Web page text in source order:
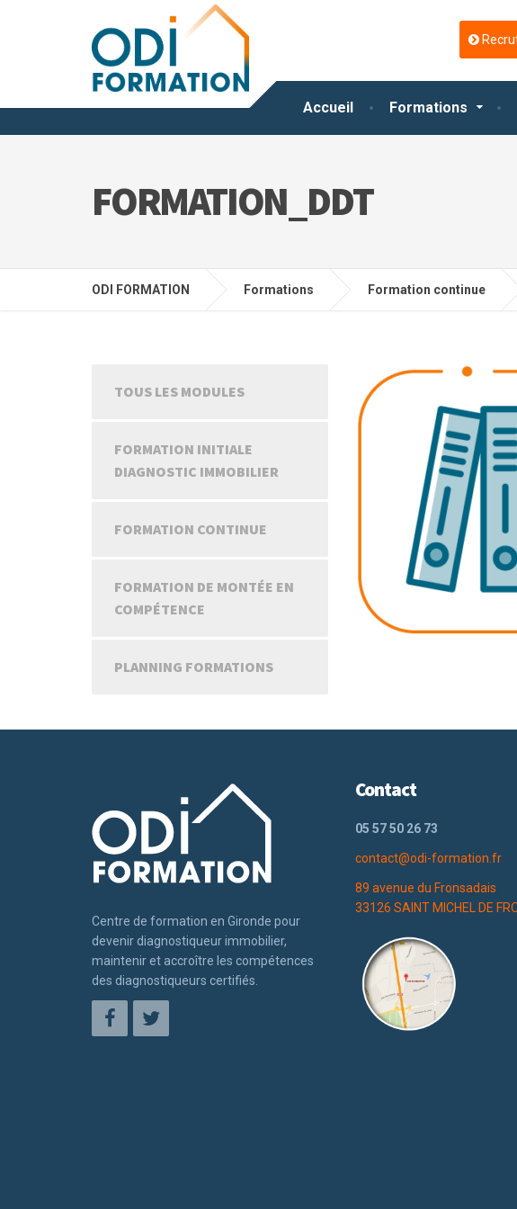
Accueil Formations
FORMATION_DDT
ODI FORMATION Formations Formation continue
TOUS LES MODULES
FORMATION INITIALE
DIAGNOSTIC IMMOBILIER
FORMATION CONTINUE
FORMATION DE MONTÉE EN
COMPÉTENCE
PLANNING FORMATIONS
Centre de formation en Gironde pour
devenir diagnostiqueur immobilier,
maintenir et accroître les compétences
des diagnostiqueurs certifiés.
Contact
05 57 50 26 73
contact@odi-formation.fr
89 avenue du Fronsadais
33126 SAINT MICHEL DE